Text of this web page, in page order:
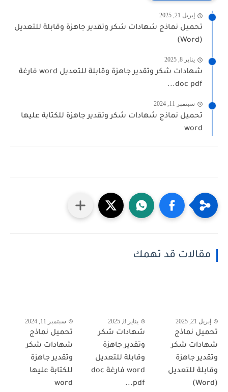
إبريل 21, 2025
تحميل نماذج شهادات شكر وتقدير جاهزة وقابلة للتعديل
(Word)
يناير 8, 2025
شهادات شكر وتقدير جاهزة وقابلة للتعديل word فارغة
doc pdf...
سبتمبر 11, 2024
تحميل نماذج شهادات شكر وتقدير جاهزة للكتابة عليها
word
مقالات قد تهمك
إبريل 21, 2025
تحميل نماذج
شهادات شكر
وتقدير جاهزة
وقابلة للتعديل
(Word)
يناير 8, 2025
شهادات شكر
وتقدير جاهزة
وقابلة للتعديل
word فارغة doc
pdf...
سبتمبر 11, 2024
تحميل نماذج
شهادات شكر
وتقدير جاهزة
للكتابة عليها
word